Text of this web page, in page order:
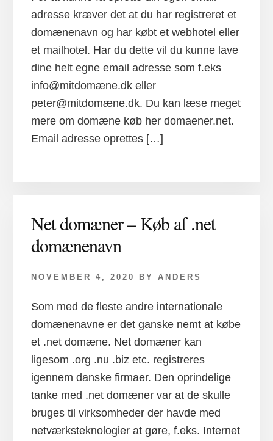
adresse kræver det at du har registreret et
domænenavn og har købt et webhotel eller
et mailhotel. Har du dette vil du kunne lave
dine helt egne email adresse som f.eks
info@mitdomæne.dk eller
peter@mitdomæne.dk. Du kan læse meget
mere om domæne køb her domaener.net.
Email adresse oprettes […]
Net domæner – Køb af .net
domænenavn
NOVEMBER 4, 2020 BY ANDERS
Som med de fleste andre internationale
domænenavne er det ganske nemt at købe
et .net domæne. Net domæner kan
ligesom .org .nu .biz etc. registreres
igennem danske firmaer. Den oprindelige
tanke med .net domæner var at de skulle
bruges til virksomheder der havde med
netværksteknologier at gøre, f.eks. Internet